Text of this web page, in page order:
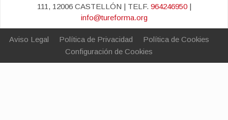
111, 12006 CASTELLÓN | TELF. 964246950|
info@tureforma.org
Aviso Legal Política de Privacidad
Política de Cookies
Configuración de Cookies